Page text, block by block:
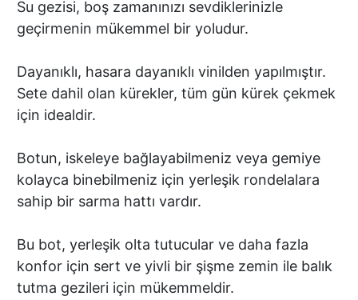
Su gezisi, boş zamanınızı sevdiklerinizle
geçirmenin mükemmel bir yoludur.
Dayanıklı, hasara dayanıklı vinilden yapılmıştır.
Sete dahil olan kürekler, tüm gün kürek çekmek
için idealdir.
Botun, iskeleye bağlayabilmeniz veya gemiye
kolayca binebilmeniz için yerleşik rondelalara
sahip bir sarma hattı vardır.
Bu bot, yerleşik olta tutucular ve daha fazla
konfor için sert ve yivli bir şişme zemin ile balık
tutma gezileri için mükemmeldir.